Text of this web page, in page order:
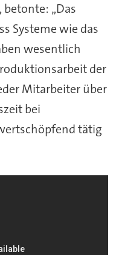
„Das
Systeme wie das
wesentlich
der
Mitarbeiter über
bei
tätig